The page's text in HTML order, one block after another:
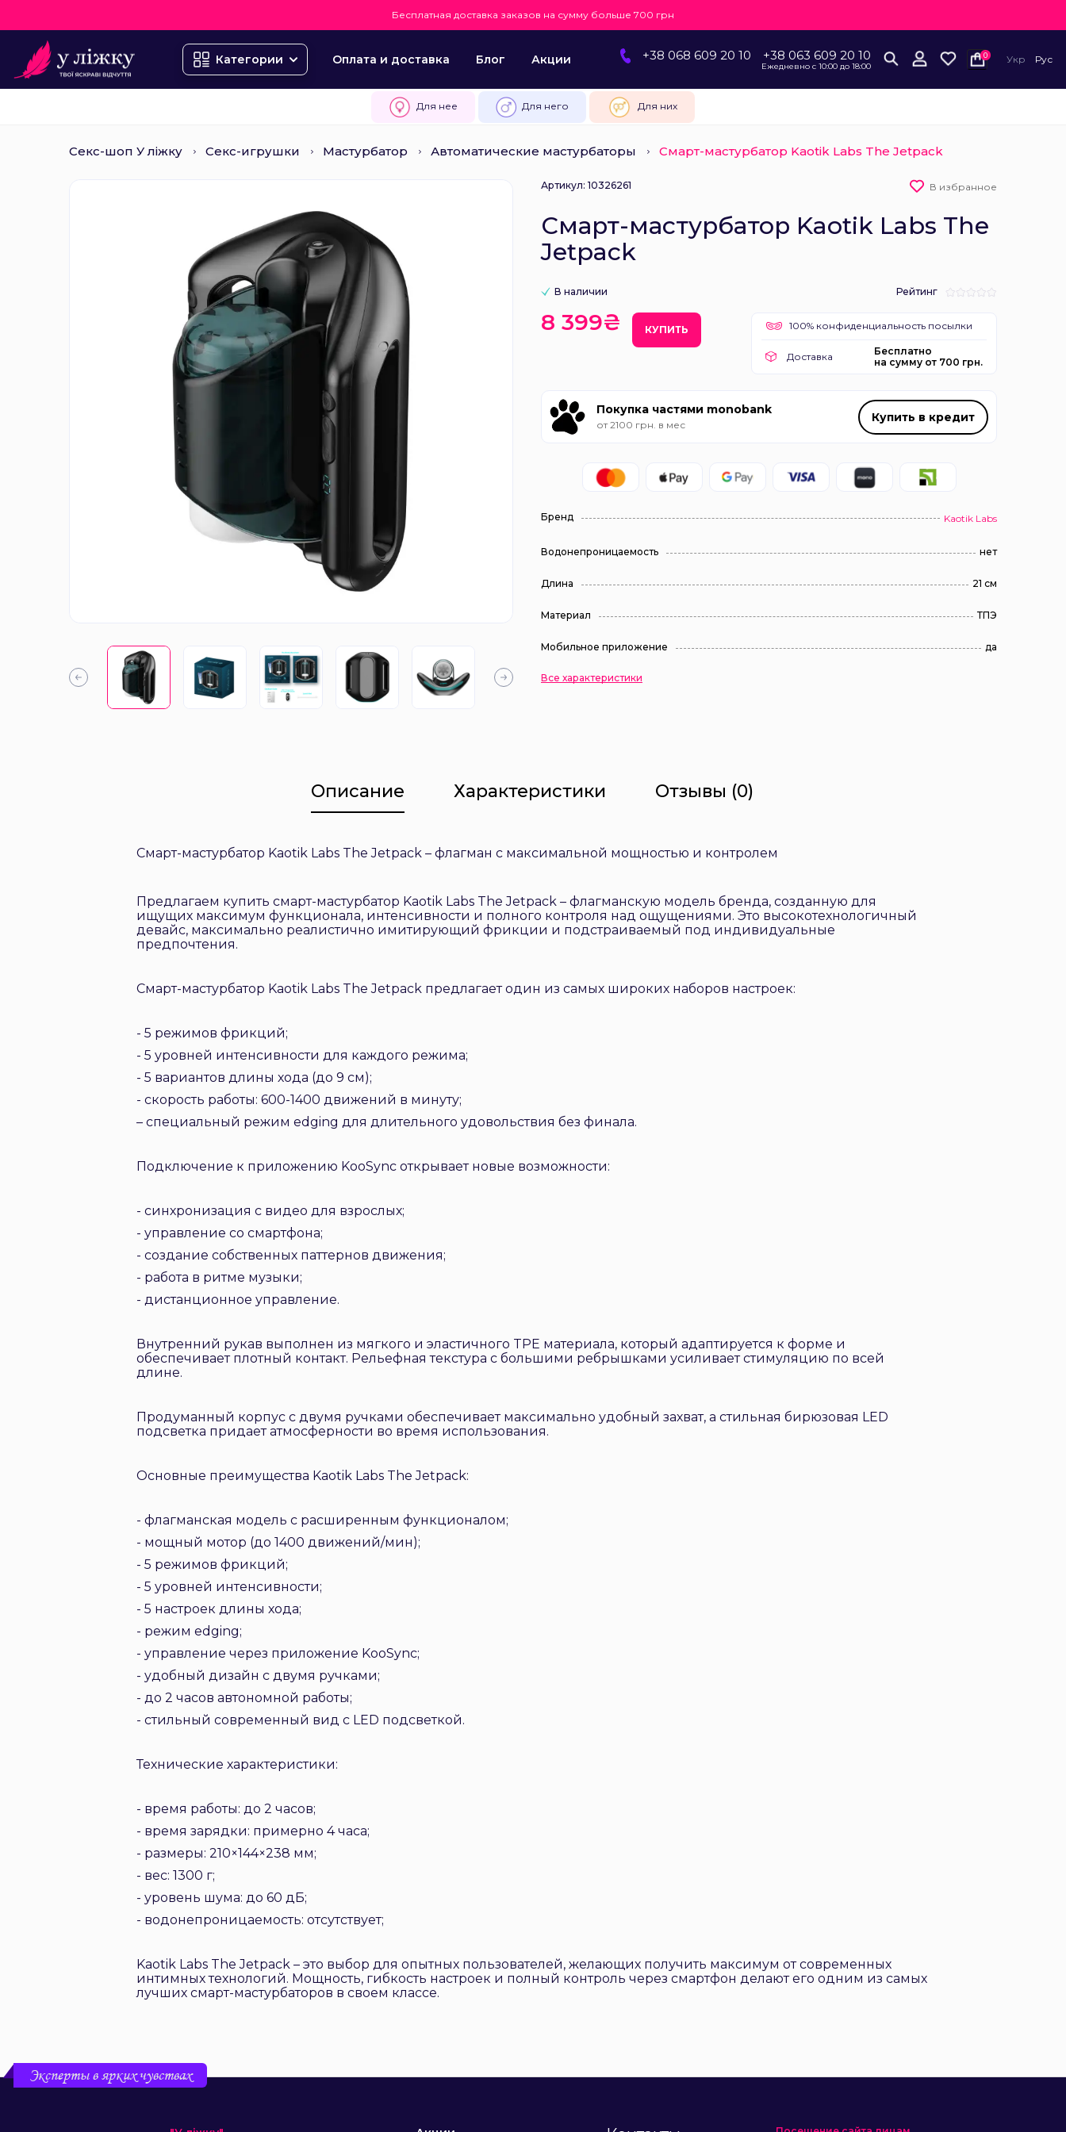
Бесплатная доставка заказов на сумму больше 700 грн
Категории Оплата и доставка Блог Акции +38 068 609 20 10 +38 063 609 20 10
Ежедневно с 10:00 до 18:00
0 Укр Рус
Для нее Для него Для них
Секс-шоп У ліжку Секс-игрушки Мастурбатор Автоматические мастурбаторы Смарт-мастурбатор Kaotik Labs The Jetpack
Артикул: 10326261 В избранное
Смарт-мастурбатор Kaotik Labs The
Jetpack
В наличии Рейтинг
8 399₴ КУПИТЬ 100% конфиденциальность посылки
Доставка
Бесплатно
на сумму от 700 грн.
Покупка частями monobank
от 2100 грн. в мес
Купить в кредит
Бренд Kaotik Labs
Водонепроницаемость нет
Длина 21 см
Материал ТПЭ
Мобильное приложение да
Все характеристики
Описание Характеристики Отзывы (0)
Смарт-мастурбатор Kaotik Labs The Jetpack – флагман с максимальной мощностью и контролем
Предлагаем купить смарт-мастурбатор Kaotik Labs The Jetpack – флагманскую модель бренда, созданную для
ищущих максимум функционала, интенсивности и полного контроля над ощущениями. Это высокотехнологичный
девайс, максимально реалистично имитирующий фрикции и подстраиваемый под индивидуальные
предпочтения.
Смарт-мастурбатор Kaotik Labs The Jetpack предлагает один из самых широких наборов настроек:
- 5 режимов фрикций;
- 5 уровней интенсивности для каждого режима;
- 5 вариантов длины хода (до 9 см);
- скорость работы: 600-1400 движений в минуту;
– специальный режим edging для длительного удовольствия без финала.
Подключение к приложению KooSync открывает новые возможности:
- синхронизация с видео для взрослых;
- управление со смартфона;
- создание собственных паттернов движения;
- работа в ритме музыки;
- дистанционное управление.
Внутренний рукав выполнен из мягкого и эластичного TPE материала, который адаптируется к форме и
обеспечивает плотный контакт. Рельефная текстура с большими ребрышками усиливает стимуляцию по всей
длине.
Продуманный корпус с двумя ручками обеспечивает максимально удобный захват, а стильная бирюзовая LED
подсветка придает атмосферности во время использования.
Основные преимущества Kaotik Labs The Jetpack:
- флагманская модель с расширенным функционалом;
- мощный мотор (до 1400 движений/мин);
- 5 режимов фрикций;
- 5 уровней интенсивности;
- 5 настроек длины хода;
- режим edging;
- управление через приложение KooSync;
- удобный дизайн с двумя ручками;
- до 2 часов автономной работы;
- стильный современный вид с LED подсветкой.
Технические характеристики:
- время работы: до 2 часов;
- время зарядки: примерно 4 часа;
- размеры: 210×144×238 мм;
- вес: 1300 г;
- уровень шума: до 60 дБ;
- водонепроницаемость: отсутствует;
Kaotik Labs The Jetpack – это выбор для опытных пользователей, желающих получить максимум от современных
интимных технологий. Мощность, гибкость настроек и полный контроль через смартфон делают его одним из самых
лучших смарт-мастурбаторов в своем классе.
Эксперты в ярких чувствах